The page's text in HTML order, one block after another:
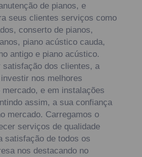
de pianos, e
seus clientes serviços como
conserto de pianos,
piano acústico cauda,
antigo e piano acústico.
satisfação dos clientes, a
nos melhores
e em instalações
assim, a sua confiança
mercado. Carregamos o
serviços de qualidade
satisfação de todos os
nos destacando no